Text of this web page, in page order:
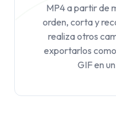
MP4 a partir de
orden, corta y
realiza otros
exportarlos
GIF en